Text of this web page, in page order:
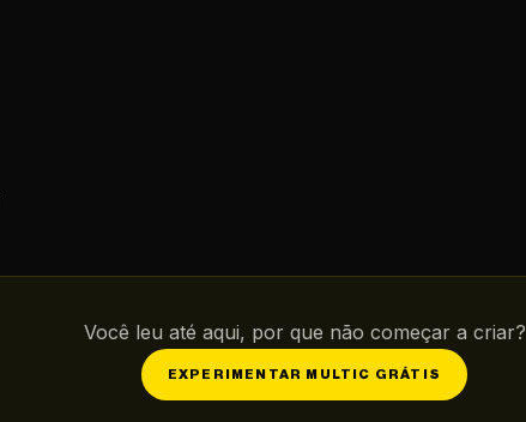
Você leu até aqui, por que não começar a criar?
EXPERIMENTAR MULTIC GRÁTIS